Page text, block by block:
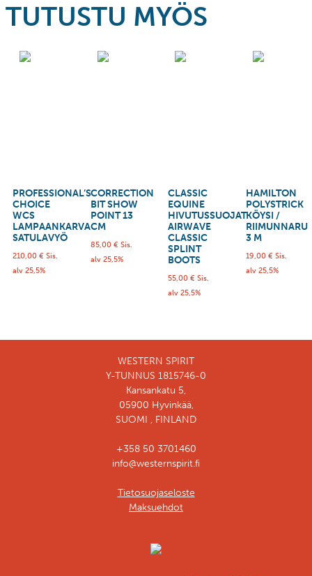
TUTUSTU MYÖS
PROFESSIONAL’S
CHOICE
WCS
LAMPAANKARVA
SATULAVYÖ
210,00 € Sis.
alv 25,5%
CORRECTION
BIT SHOW
POINT 13
CM
85,00 € Sis.
alv 25,5%
CLASSIC
EQUINE
HIVUTUSSUOJAT
AIRWAVE
CLASSIC
SPLINT
BOOTS
55,00€ Sis.
alv 25,5%
HAMILTON
POLYSTRICK
KÖYSI /
RIIMUNNARU
3 M
19,00 € Sis.
alv 25,5%
WESTERN SPIRIT
Y-TUNNUS 1815746-0
Kansankatu 5,
05900 Hyvinkää,
SUOMI , FINLAND
+358 50 3701460
info@westernspirit.fi
Tietosuojaseloste
Maksuehdot